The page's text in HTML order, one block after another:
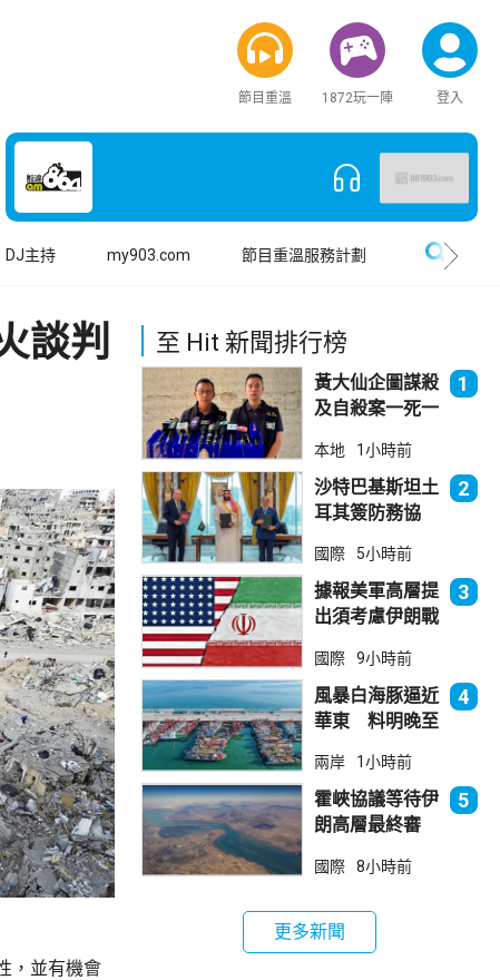
節目重溫 1872玩一陣 登入
DJ主持 my903.com 節目重溫服務計劃
談判
，並有機會
至 Hit 新聞排行榜
黃大仙企圖謀殺
及自殺案一死一
1
本地 1小時前
沙特巴基斯坦土
耳其簽防務協
林團結
2
國際 5小時前
據報美軍高層提
出須考慮伊朗戰
3
國際 9小時前
風暴白海豚逼近
華東 料明晚至
帶
4
兩岸 1小時前
霍峽協議等待伊
朗高層最終審
航道後解除封鎖
5
國際 8小時前
更多新聞